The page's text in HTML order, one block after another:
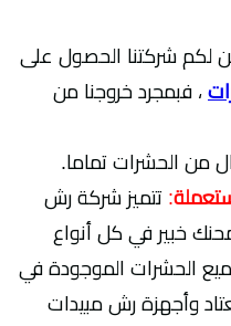
لكم شركتنا الحصول على
، فبمجرد خروجنا من
من الحشرات تماما.
: تتميز شركة رش
خبير في كل أنواع
الحشرات الموجودة في
وأجهزة رش مبيدات